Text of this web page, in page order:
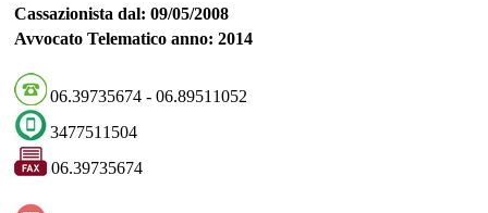
Cassazionista dal: 09/05/2008
Avvocato Telematico anno: 2014
06.39735674 - 06.89511052
3477511504
06.39735674